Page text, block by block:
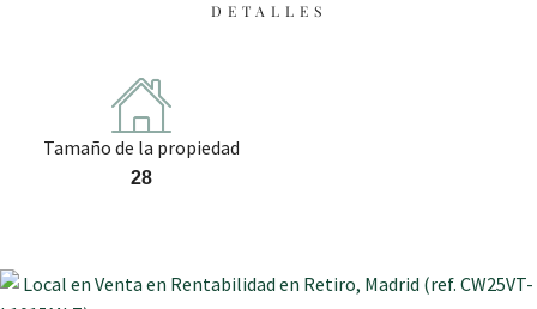
DETALLES
Tamaño de la propiedad
28